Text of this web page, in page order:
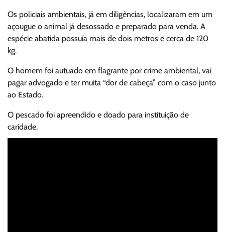
Os policiais ambientais, já em diligências, localizaram em um
açougue o animal já desossado e preparado para venda. A
espécie abatida possuía mais de dois metros e cerca de 120
kg.
O homem foi autuado em flagrante por crime ambiental, vai
pagar advogado e ter muita “dor de cabeça” com o caso junto
ao Estado.
O pescado foi apreendido e doado para instituição de
caridade.